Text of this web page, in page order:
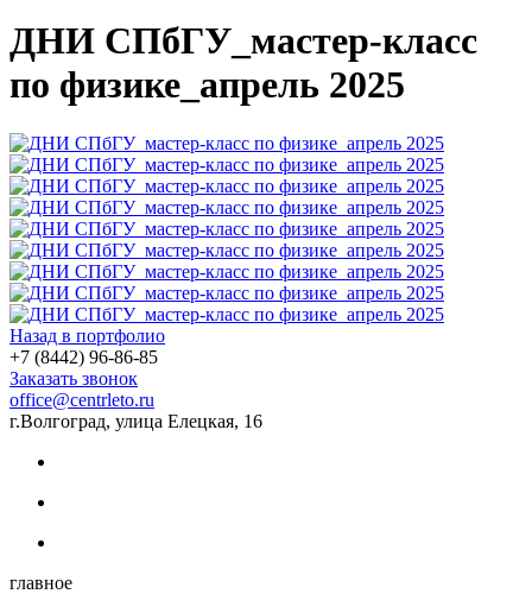
ДНИ СПбГУ_мастер-класс
по физике_апрель 2025
Назад в портфолио
+7 (8442) 96-86-85
Заказать звонок
office@centrleto.ru
г.Волгоград, улица Елецкая, 16
главное